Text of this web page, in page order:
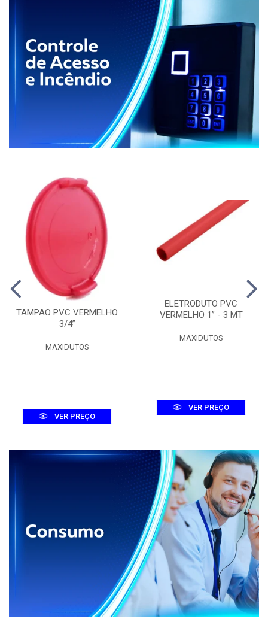
TAMPAO PVC VERMELHO
3/4”
MAXIDUTOS
VER PREÇO
ELETRODUTO PVC
VERMELHO 1” - 3 MT
MAXIDUTOS
VER PREÇO